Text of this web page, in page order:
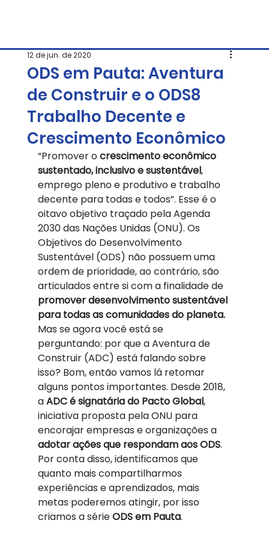
ODS em Pauta: Aventura
de Construir e o ODS8
Trabalho Decente e
Crescimento Econômico
12 de jun. de 2020
“Promover o crescimento econômico
sustentado, inclusivo e sustentável,
emprego pleno e produtivo e trabalho
decente para todas e todos”. Esse é o
oitavo objetivo traçado pela Agenda
2030 das Nações Unidas (ONU). Os
Objetivos do Desenvolvimento
Sustentável (ODS) não possuem uma
ordem de prioridade, ao contrário, são
articulados entre si com a finalidade de
promover desenvolvimento sustentável
para todas as comunidades do planeta.
Mas se agora você está se
perguntando: por que a Aventura de
Construir (ADC) está falando sobre
isso? Bom, então vamos lá retomar
alguns pontos importantes. Desde 2018,
a ADC é signatária do Pacto Global,
iniciativa proposta pela ONU para
encorajar empresas e organizações a
adotar ações que respondam aos ODS.
Por conta disso, identificamos que
quanto mais compartilharmos
experiências e aprendizados, mais
metas poderemos atingir, por isso
criamos a série ODS em Pauta.